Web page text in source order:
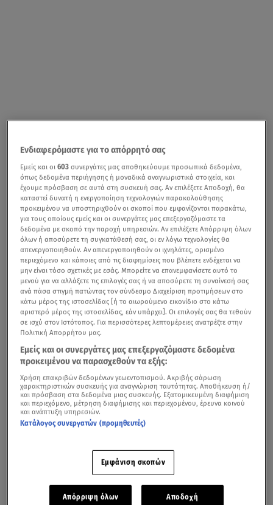
Ενδιαφερόμαστε για το απόρρητό σας
Εμείς και οι603 συνεργάτες μας αποθηκεύουμε προσωπικά δεδομένα,
όπως δεδομένα περιήγησης ή μοναδικά αναγνωριστικά στοιχεία, και
έχουμε πρόσβαση σε αυτά στη συσκευή σας. Αν επιλέξετε Αποδοχή, θα
καταστεί δυνατή η ενεργοποίηση τεχνολογιών παρακολούθησης
προκειμένου να υποστηριχθούν οι σκοποί που εμφανίζονται παρακάτω,
για τους οποίους εμείς και οι συνεργάτες μας επεξεργαζόμαστε τα
δεδομένα με σκοπό την παροχή υπηρεσιών. Αν επιλέξετε Απόρριψη όλων
όλων ή αποσύρετε τη συγκατάθεσή σας, οι εν λόγω τεχνολογίες θα
απενεργοποιηθούν. Αν απενεργοποιηθούν οι ιχνηλάτες, ορισμένο
περιεχόμενο και κάποιες από τις διαφημίσεις που βλέπετε ενδέχεται να
μην είναι τόσο σχετικές με εσάς. Μπορείτε να επανεμφανίσετε αυτό το
μενού για να αλλάξετε τις επιλογές σας ή να αποσύρετε τη συναίνεσή σας
ανά πάσα στιγμή πατώντας τον σύνδεσμο Διαχείριση προτιμήσεων στο
κάτω μέρος της ιστοσελίδας [ή το αιωρούμενο εικονίδιο στο κάτω
αριστερό μέρος της ιστοσελίδας, εάν υπάρχει]. Οι επιλογές σας θα τεθούν
σε ισχύ στον Ιστότοπος. Για περισσότερες λεπτομέρειες ανατρέξτε στην
Πολιτική Απορρήτου μας.
Εμείς και οι συνεργάτες μας επεξεργαζόμαστε δεδομένα
προκειμένου να παρασχεθούν τα εξής:
Χρήση επακριβών δεδομένων γεωεντοπισμού. Ακριβής σάρωση
χαρακτηριστικών συσκευής για αναγνώριση ταυτότητας. Αποθήκευση ή/
και πρόσβαση στα δεδομένα μιας συσκευής. Εξατομικευμένη διαφήμιση
και περιεχόμενο, μέτρηση διαφήμισης και περιεχομένου, έρευνα κοινού
και ανάπτυξη υπηρεσιών.
Κατάλογος συνεργατών (προμηθευτές)
Εμφάνιση σκοπών
Απόρριψη όλων Αποδοχή